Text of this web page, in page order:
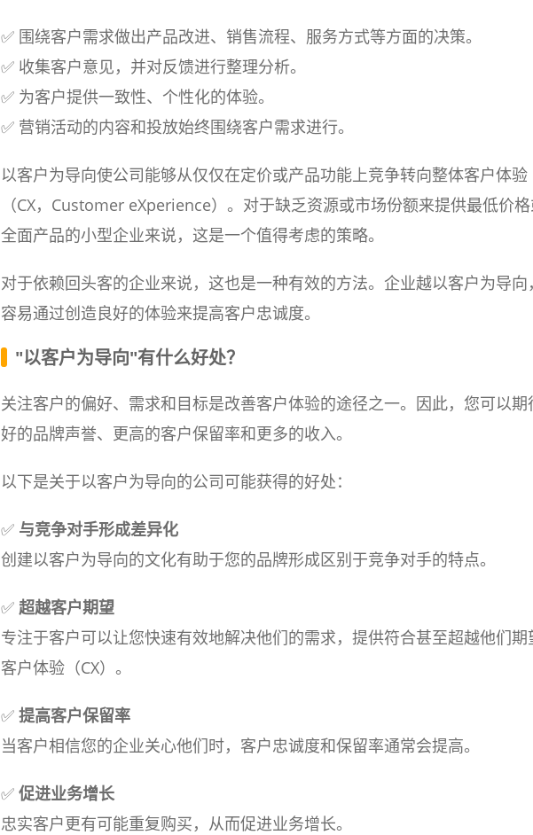
✅ 围绕客户需求做出产品改进、销售流程、服务方式等方面的决策。
✅ 收集客户意见，并对反馈进行整理分析。
✅ 为客户提供一致性、个性化的体验。
✅ 营销活动的内容和投放始终围绕客户需求进行。
以客户为导向使公司能够从仅仅在定价或产品功能上竞争转向整体客户体验
（CX，Customer eXperience）。对于缺乏资源或市场份额来提供最低价
全面产品的小型企业来说，这是一个值得考虑的策略。
对于依赖回头客的企业来说，这也是一种有效的方法。企业越以客户为导向
容易通过创造良好的体验来提高客户忠诚度。
"以客户为导向"有什么好处？
关注客户的偏好、需求和目标是改善客户体验的途径之一。因此，您可以期
好的品牌声誉、更高的客户保留率和更多的收入。
以下是关于以客户为导向的公司可能获得的好处：
✅ 与竞争对手形成差异化
创建以客户为导向的文化有助于您的品牌形成区别于竞争对手的特点。
✅ 超越客户期望
专注于客户可以让您快速有效地解决他们的需求，提供符合甚至超越他们期
客户体验（CX）。
✅ 提高客户保留率
当客户相信您的企业关心他们时，客户忠诚度和保留率通常会提高。
✅ 促进业务增长
忠实客户更有可能重复购买，从而促进业务增长。